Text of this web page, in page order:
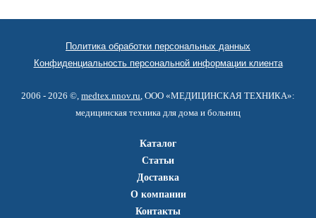
Политика обработки персональных данных
Конфиденциальность персональной информации клиента
2006 - 2026 ©, medtex.nnov.ru , ООО «МЕДИЦИНСКАЯ ТЕХНИКА»:
медицинская техника для дома и больниц
Каталог
Статьи
Доставка
О компании
Контакты